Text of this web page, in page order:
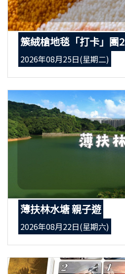
簇絨槍地毯「打卡」團2
2026年08月25日(星期二)
薄扶林水塘 親子遊
2026年08月22日(星期六)